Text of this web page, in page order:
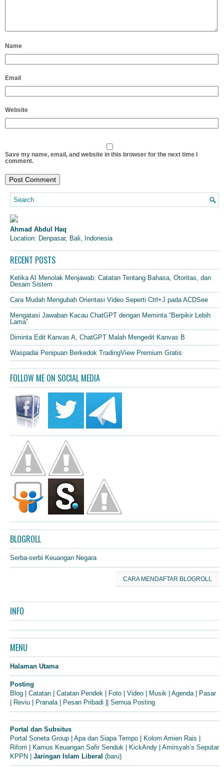
Name
Email
Website
Save my name, email, and website in this browser for the next time I
comment.
Ahmad Abdul Haq
Location: Denpasar, Bali, Indonesia
RECENT POSTS
Ketika AI Menolak Menjawab: Catatan Tentang Bahasa, Otoritas, dan
Desain Sistem
Cara Mudah Mengubah Orientasi Video Seperti Ctrl+J pada ACDSee
Mengatasi Jawaban Kacau ChatGPT dengan Meminta “Berpikir Lebih
Lama”
Diminta Edit Kanvas A, ChatGPT Malah Mengedit Kanvas B
Waspadai Penipuan Berkedok TradingView Premium Gratis
FOLLOW ME ON SOCIAL MEDIA
BLOGROLL
Serba-serbi Keuangan Negara
CARA MENDAFTAR BLOGROLL
INFO
MENU
Halaman Utama
Posting
Blog
Catatan Catatan Pendek Foto Video Musik Agenda|
Pasar
Reviu Pranala| Pesan Pribadi Semua Posting
Portal dan Subsitus
Portal Soneta Group
Apa dan Siapa Tempo Kolom Amien Rais
Riforri
Kamus Keuangan Safir Senduk KickAndy
Amirsyah’s Seputar
KPPN
Jaringan Islam Liberal (baru)